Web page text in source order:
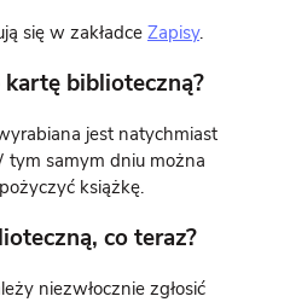
się w zakładce Zapisy.
kartę biblioteczną?
jest natychmiast
tym samym dniu można
książkę.
co teraz?
niezwłocznie zgłosić